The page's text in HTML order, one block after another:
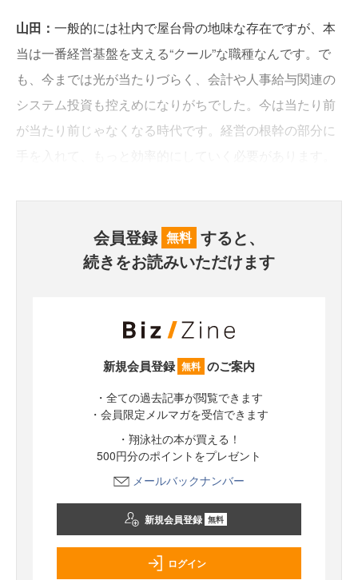
山田： 一般的には社内で屋台骨の地味な存在ですが、本
当は一番経営基盤を支える“クール”な職種なんです。で
も、今までは光が当たりづらく、会計や人事給与関連の
システム投資も控えめになりがちでした。今は当たり前
が当たり前じゃなくなる時代です。経営の根幹の部分に
会員登録 無料 すると、
続きをお読みいただけます
新規会員登録 無料 のご案内
・全ての過去記事が閲覧できます
・会員限定メルマガを受信できます
・翔泳社の本が買える！
500円分のポイントをプレゼント
メールバックナンバー
新規会員登録 無料
ログイン